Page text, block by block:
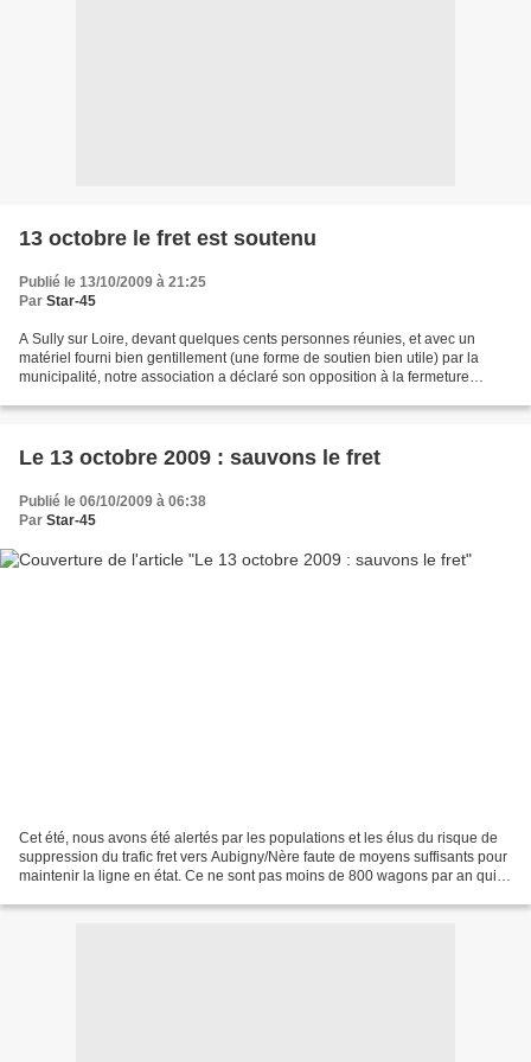
13 octobre le fret est soutenu
Publié le 13/10/2009 à 21:25
Par Star-45
A Sully sur Loire, devant quelques cents personnes réunies, et avec un
matériel fourni bien gentillement (une forme de soutien bien utile) par la
municipalité, notre association a déclaré son opposition à la fermeture
Le 13 octobre 2009 : sauvons le fret
Publié le 06/10/2009 à 06:38
Par Star-45
Cet été, nous avons été alertés par les populations et les élus du risque de
suppression du trafic fret vers Aubigny/Nère faute de moyens suffisants pour
maintenir la ligne en état. Ce ne sont pas moins de 800 wagons par an qui